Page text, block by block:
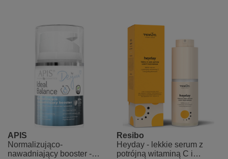
APIS
Normalizująco-
nawadniający booster -
Resibo
Heyday - lekkie serum z
potrójną witaminą C i